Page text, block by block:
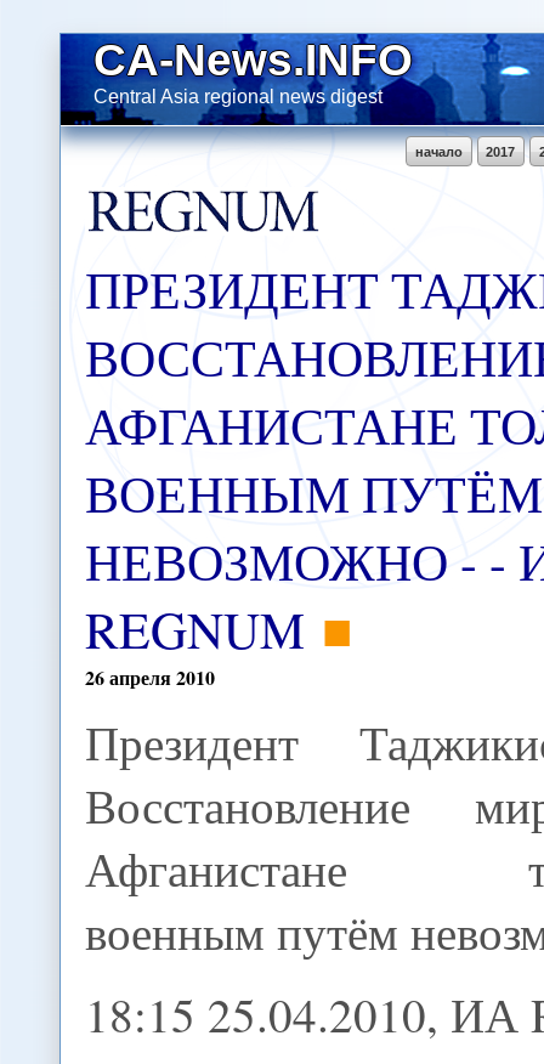
CA-News.INFO
Central Asia regional news digest
2017
начало
ПРЕЗИДЕНТ
АФГАНИСТАНЕ
ВОЕННЫМ ПУТЁМ
НЕВОЗМОЖНО - -
REGNUM
26апреля2010
Президент
Восстановление
Афганистане
военным путём
18:15 25.04.2010, ИА